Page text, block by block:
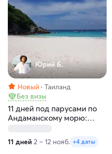
Юрий Б.
Новый
Таиланд
Без визы
11 дней под парусами по
Андаманскому морю:
11 дней 2 – 12 нояб. +4 даты